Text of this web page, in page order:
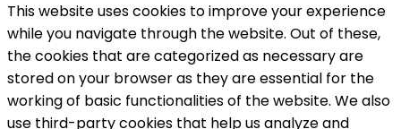
This website uses cookies to improve your experience
while you navigate through the website. Out of these,
the cookies that are categorized as necessary are
stored on your browser as they are essential for the
working of basic functionalities of the website. We also
use third-party cookies that help us analyze and